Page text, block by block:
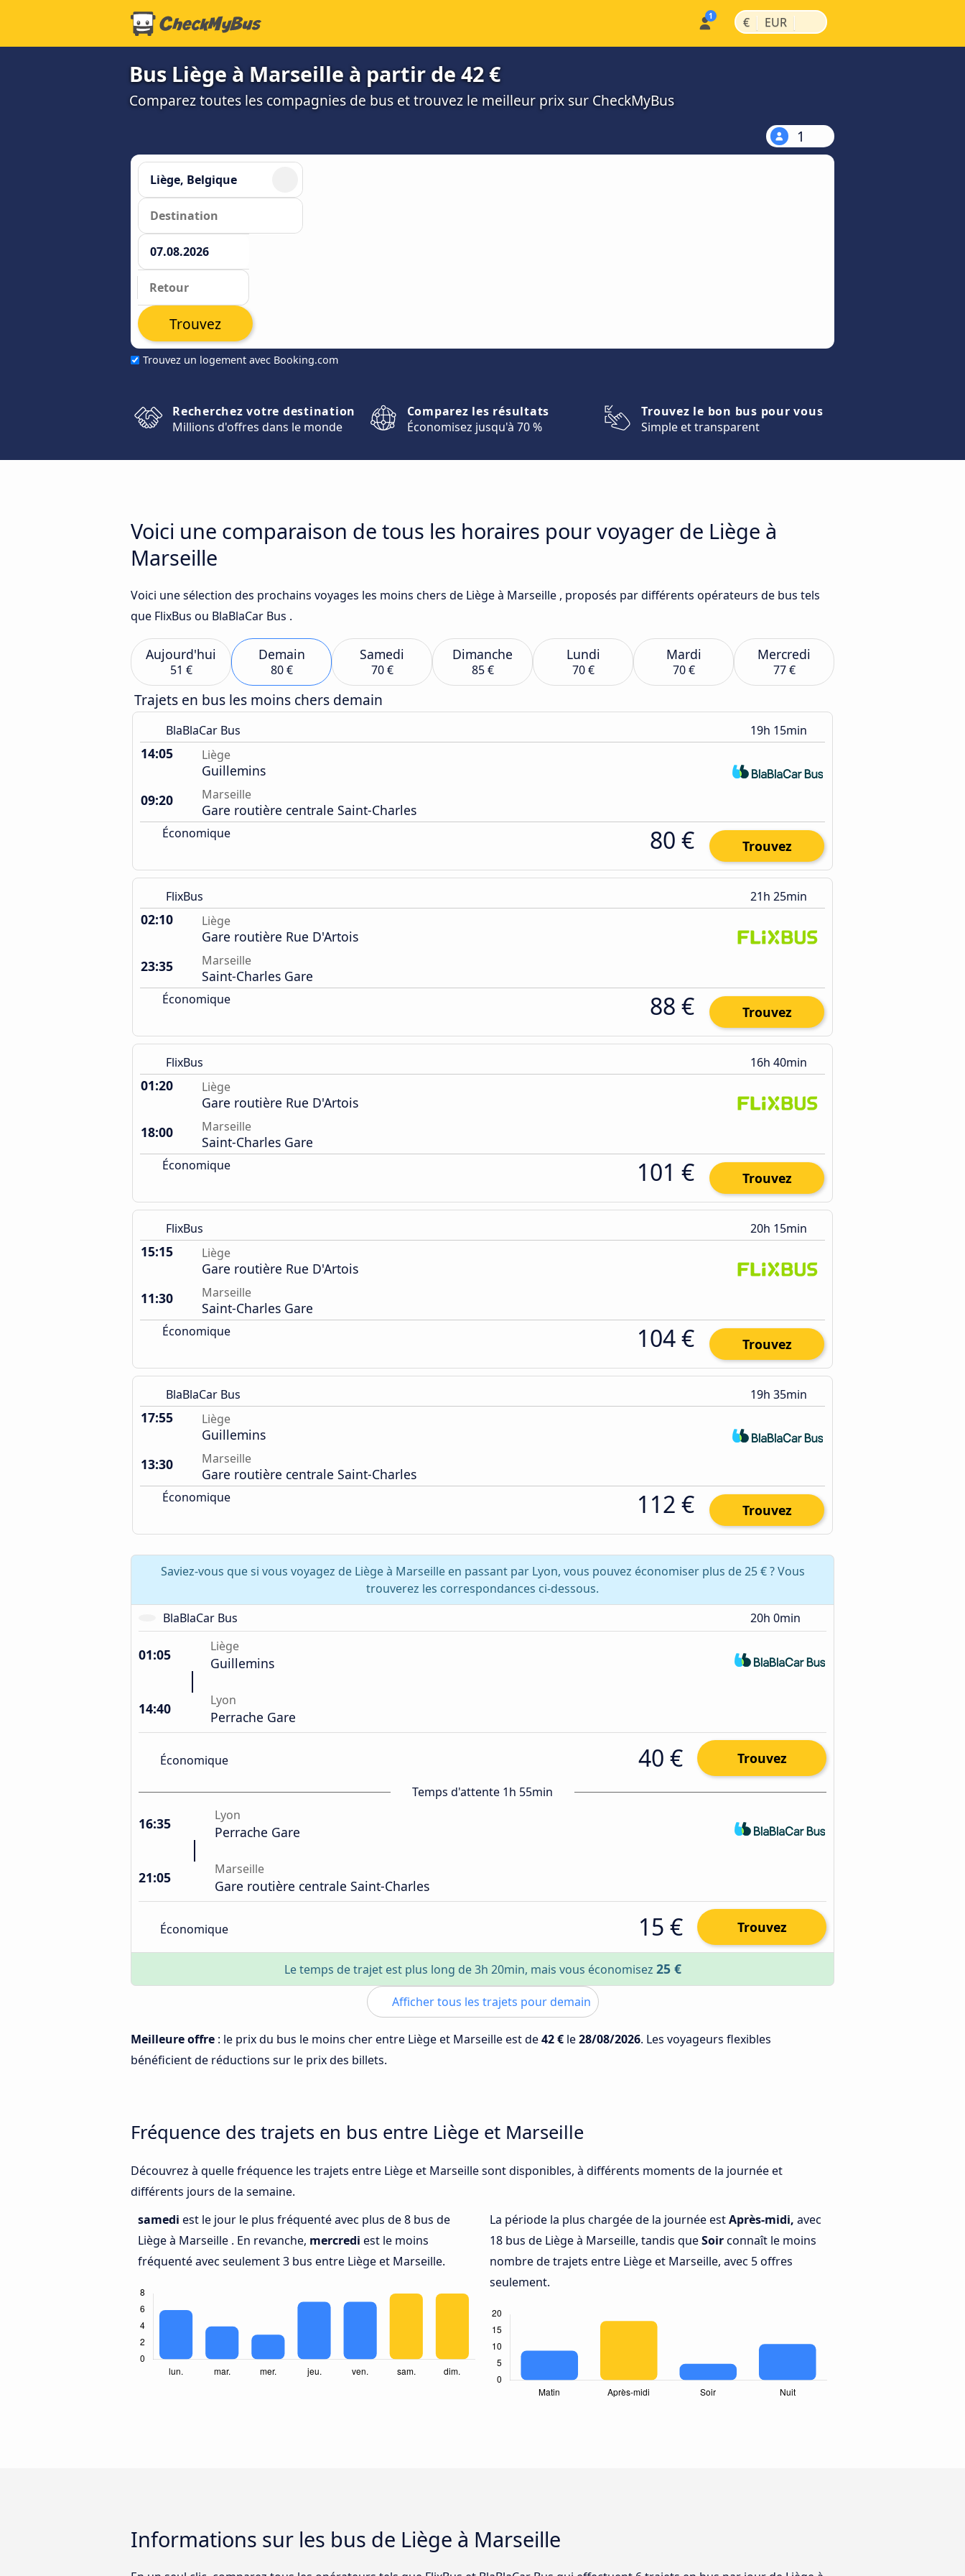
€ | EUR |
Bus Liège à Marseille à partir de 42 €
Comparez toutes les compagnies de bus et trouvez le meilleur prix sur CheckMyBus
1
Trouvez un logement avec Booking.com
Trouvez
Recherchez votre destination
Millions d'offres dans le monde
Comparez les résultats
Économisez jusqu'à 70 %
Trouvez le bon bus pour vous
Simple et transparent
Voici une comparaison de tous les horaires pour voyager de Liège à
Marseille
Voici une sélection des prochains voyages les moins chers de Liège à Marseille , proposés par différents opérateurs de bus tels
que FlixBus ou BlaBlaCar Bus .
Aujourd'hui
51 €
Demain
80 €
Samedi
70 €
Dimanche
85 €
Lundi
70 €
Mardi
70 €
Mercredi
77 €
Trajets en bus les moins chers demain
BlaBlaCar Bus 19h 15min
14:05 Liège
Guillemins
09:20
Marseille
Gare routière centrale Saint-Charles
Économique 80 € Trouvez
FlixBus 21h 25min
02:10 Liège
Gare routière Rue D'Artois
23:35
Marseille
Saint-Charles Gare
Économique 88 € Trouvez
FlixBus 16h 40min
01:20 Liège
Gare routière Rue D'Artois
18:00
Marseille
Saint-Charles Gare
Économique 101 € Trouvez
FlixBus 20h 15min
15:15 Liège
Gare routière Rue D'Artois
11:30
Marseille
Saint-Charles Gare
Économique 104 € Trouvez
BlaBlaCar Bus 19h 35min
17:55 Liège
Guillemins
13:30
Marseille
Gare routière centrale Saint-Charles
Économique 112 € Trouvez
Saviez-vous que si vous voyagez de Liège à Marseille en passant par Lyon, vous pouvez économiser plus de 25 € ? Vous
trouverez les correspondances ci-dessous.
BlaBlaCar Bus
20h 0min
01:05 Liège
Guillemins
14:40 Lyon
Perrache Gare
Économique 40 € Trouvez
Temps d'attente 1h 55min
16:35 Lyon
Perrache Gare
21:05 Marseille
Gare routière centrale Saint-Charles
Économique 15 € Trouvez
Le temps de trajet est plus long de 3h 20min, mais vous économisez 25 €
Afficher tous les trajets pour demain
Meilleure offre : le prix du bus le moins cher entre Liège et Marseille est de42 € le28/08/2026. Les voyageurs flexibles
bénéficient de réductions sur le prix des billets.
Fréquence des trajets en bus entre Liège et Marseille
Découvrez à quelle fréquence les trajets entre Liège et Marseille sont disponibles, à différents moments de la journée et
différents jours de la semaine.
samedi est le jour le plus fréquenté avec plus de 8 bus de
Liège à Marseille . En revanche, mercredi est le moins
fréquenté avec seulement 3 bus entre Liège et Marseille.
La période la plus chargée de la journée estAprès-midi, avec
18 bus de Liège à Marseille, tandis queSoirconnaît le moins
nombre de trajets entre Liège et Marseille, avec 5 offres
seulement.
Informations sur les bus de Liège à Marseille